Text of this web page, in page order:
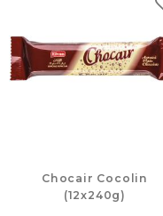
Chocair Cocolin
(12x240g)